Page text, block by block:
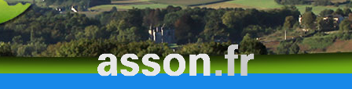
TOURISME
HISTOIRE